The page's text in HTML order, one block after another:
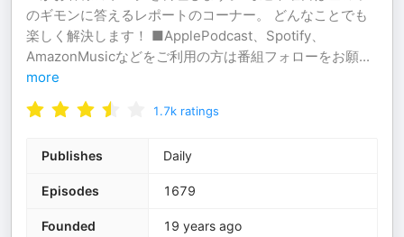
のギモンに答えるレポートのコーナー。 どんなことでも
楽しく解決します！ ■ApplePodcast、Spotify、
AmazonMusicなどをご利用の方は番組フォローをお願...
more
1.7k ratings
Publishes Daily
Episodes 1679
Founded 19 years ago